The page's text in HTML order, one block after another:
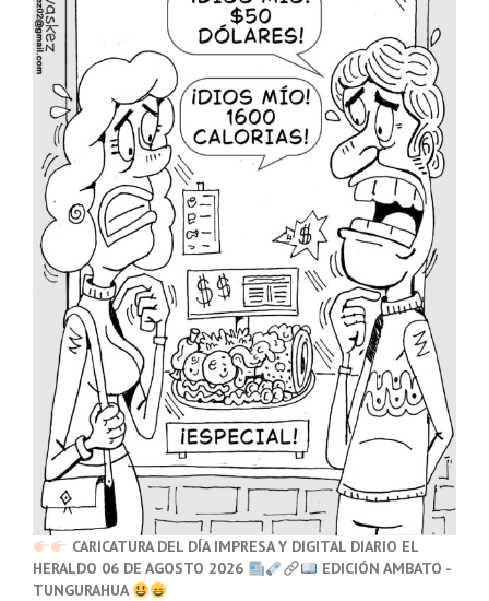
CARICATURA DEL DÍA IMPRESA Y DIGITAL DIARIO EL
HERALDO 06 DE AGOSTO 2026
EDICIÓN AMBATO -
TUNGURAHUA